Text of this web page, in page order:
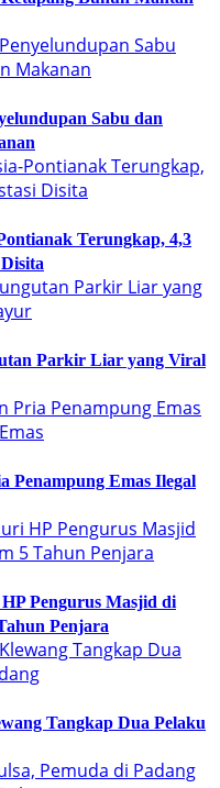
Sabu dan
Terungkap, 4,3
Parkir Liar yang Viral
Penampung Emas Ilegal
Pengurus Masjid di
Penjara
Tangkap Dua Pelaku